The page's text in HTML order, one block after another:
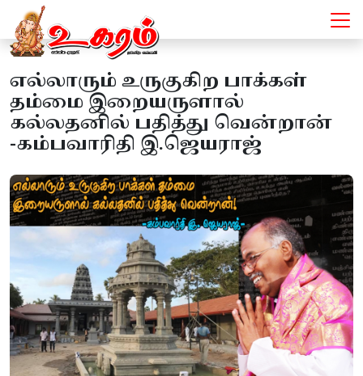
எல்லாரும் உருகுகிற பாக்கள்
தம்மை இறையருளால்
கல்லதனில் பதித்து வென்றான்
-கம்பவாரிதி இ.ஜெயராஜ்